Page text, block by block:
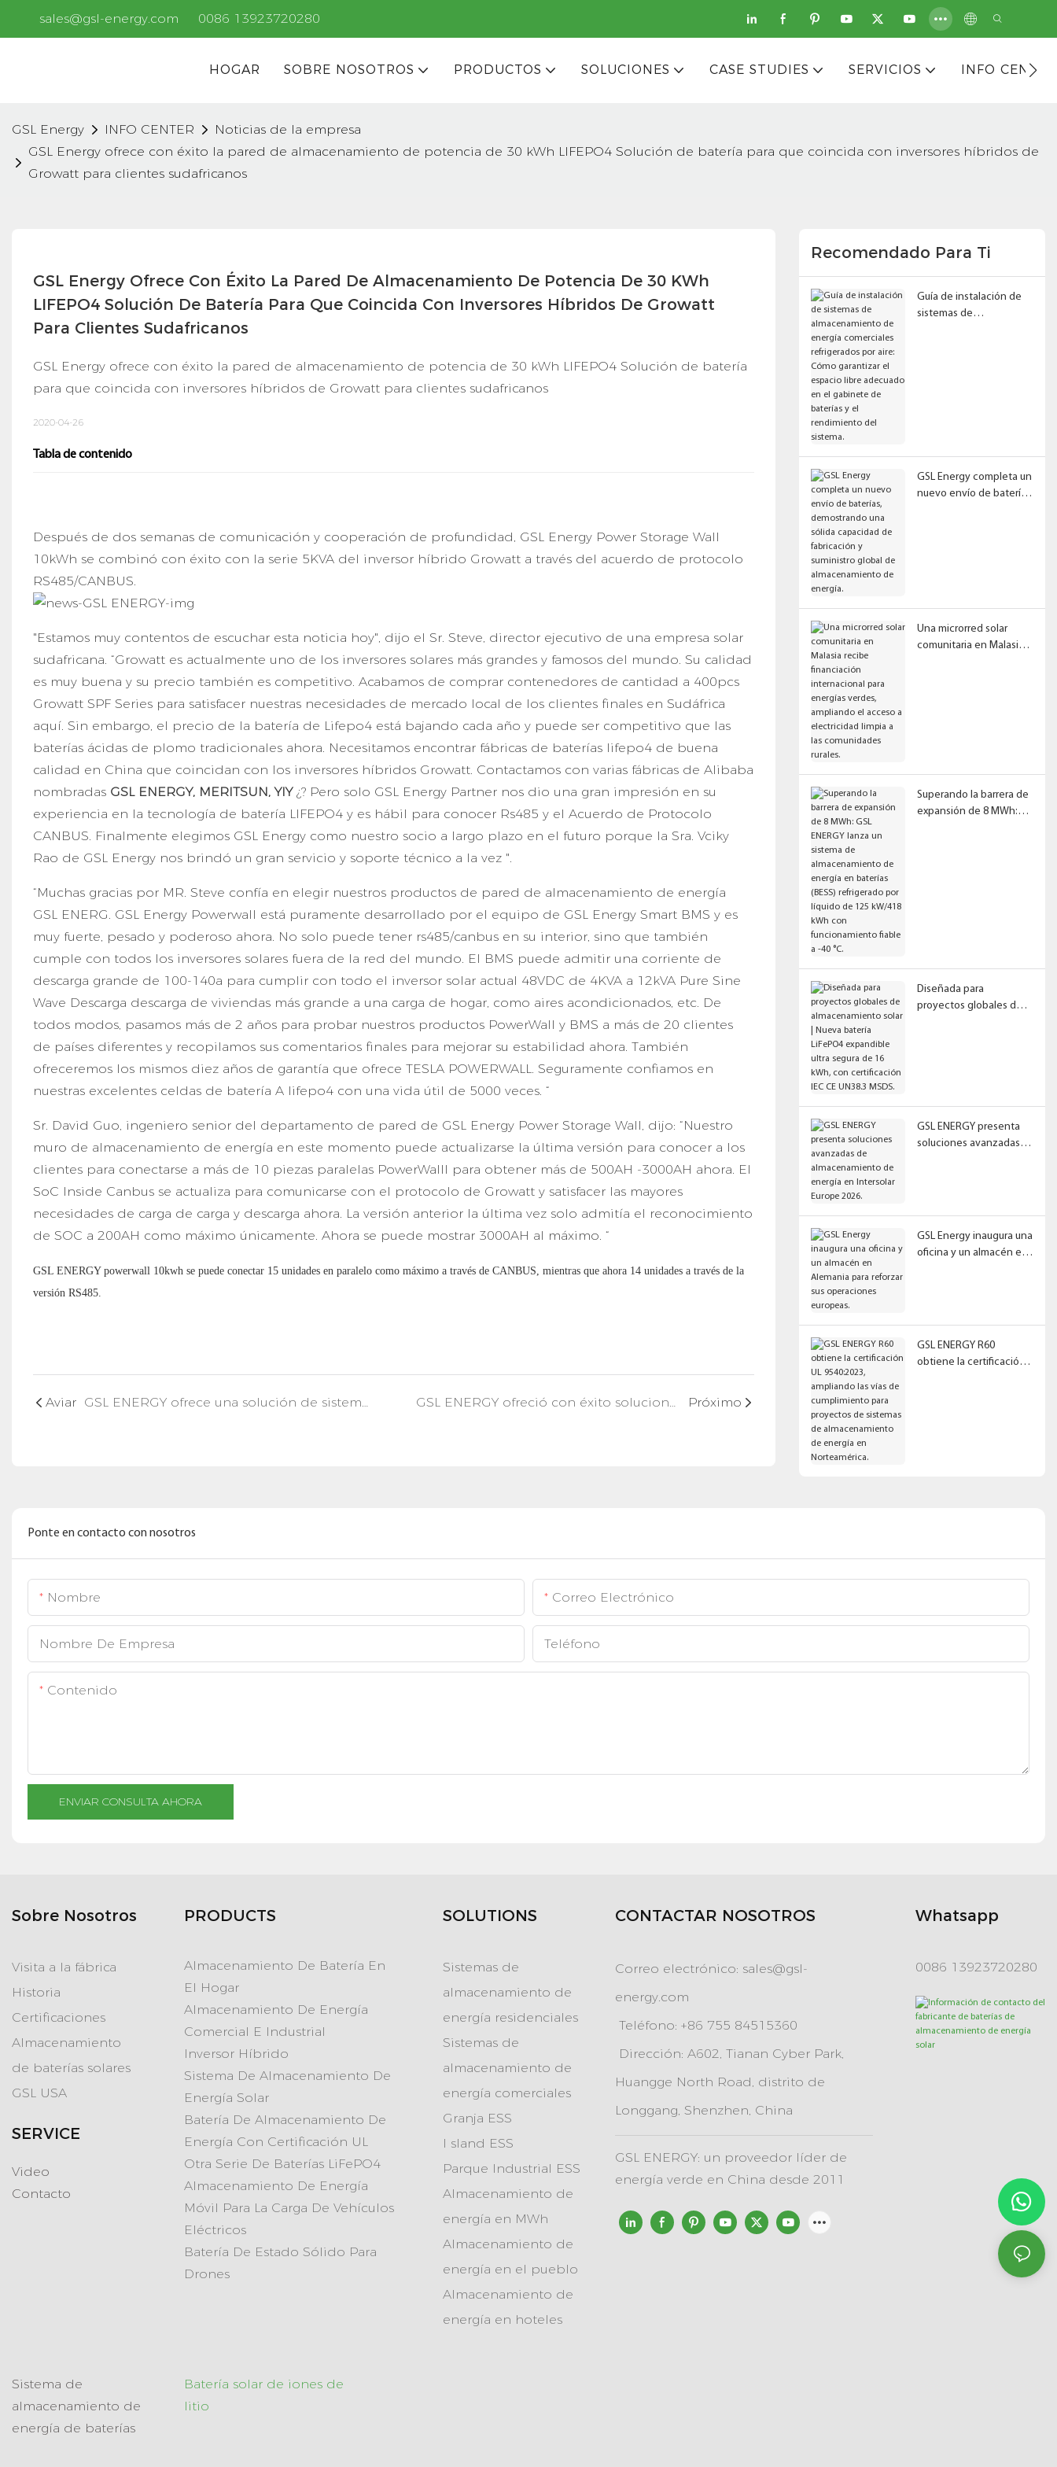
sales@gsl-energy.com 0086 13923720280
HOGAR SOBRE NOSOTROS PRODUCTOS SOLUCIONES CASE STUDIES SERVICIOS INFO CENTER
GSL Energy INFO CENTER
Noticias de la empresa
GSL Energy ofrece con éxito la pared de almacenamiento de potencia de 30 kWh LIFEPO4 Solución de batería para que coincida con inversores híbridos de
Growatt para clientes sudafricanos
GSL Energy Ofrece Con Éxito La Pared De Almacenamiento De Potencia De 30 KWh
LIFEPO4 Solución De Batería Para Que Coincida Con Inversores Híbridos De Growatt
Para Clientes Sudafricanos
GSL Energy ofrece con éxito la pared de almacenamiento de potencia de 30 kWh LIFEPO4 Solución de batería
para que coincida con inversores híbridos de Growatt para clientes sudafricanos
2020-04-26
Tabla de contenido
Después de dos semanas de comunicación y cooperación de profundidad, GSL Energy Power Storage Wall
10kWh se combinó con éxito con la serie 5KVA del inversor híbrido Growatt a través del acuerdo de protocolo
RS485/CANBUS.
"Estamos muy contentos de escuchar esta noticia hoy", dijo el Sr. Steve, director ejecutivo de una empresa solar
sudafricana. “Growatt es actualmente uno de los inversores solares más grandes y famosos del mundo. Su calidad
es muy buena y su precio también es competitivo. Acabamos de comprar contenedores de cantidad a 400pcs
Growatt SPF Series para satisfacer nuestras necesidades de mercado local de los clientes finales en Sudáfrica
aquí. Sin embargo, el precio de la batería de Lifepo4 está bajando cada año y puede ser competitivo que las
baterías ácidas de plomo tradicionales ahora. Necesitamos encontrar fábricas de baterías lifepo4 de buena
calidad en China que coincidan con los inversores híbridos Growatt. Contactamos con varias fábricas de Alibaba
nombradas GSL ENERGY, MERITSUN, YIY ¿? Pero solo GSL Energy Partner nos dio una gran impresión en su
experiencia en la tecnología de batería LIFEPO4 y es hábil para conocer Rs485 y el Acuerdo de Protocolo
CANBUS. Finalmente elegimos GSL Energy como nuestro socio a largo plazo en el futuro porque la Sra. Vciky
Rao de GSL Energy nos brindó un gran servicio y soporte técnico a la vez ".
“Muchas gracias por MR. Steve confía en elegir nuestros productos de pared de almacenamiento de energía
GSL ENERG. GSL Energy Powerwall está puramente desarrollado por el equipo de GSL Energy Smart BMS y es
muy fuerte, pesado y poderoso ahora. No solo puede tener rs485/canbus en su interior, sino que también
cumple con todos los inversores solares fuera de la red del mundo. El BMS puede admitir una corriente de
descarga grande de 100-140a para cumplir con todo el inversor solar actual 48VDC de 4KVA a 12kVA Pure Sine
Wave Descarga descarga de viviendas más grande a una carga de hogar, como aires acondicionados, etc. De
todos modos, pasamos más de 2 años para probar nuestros productos PowerWall y BMS a más de 20 clientes
de países diferentes y recopilamos sus comentarios finales para mejorar su estabilidad ahora. También
ofreceremos los mismos diez años de garantía que ofrece TESLA POWERWALL. Seguramente confiamos en
nuestras excelentes celdas de batería A lifepo4 con una vida útil de 5000 veces. “
Sr. David Guo, ingeniero senior del departamento de pared de GSL Energy Power Storage Wall, dijo: “Nuestro
muro de almacenamiento de energía en este momento puede actualizarse la última versión para conocer a los
clientes para conectarse a más de 10 piezas paralelas PowerWalll para obtener más de 500AH -3000AH ahora. El
SoC Inside Canbus se actualiza para comunicarse con el protocolo de Growatt y satisfacer las mayores
necesidades de carga de carga y descarga ahora. La versión anterior la última vez solo admitía el reconocimiento
de SOC a 200AH como máximo únicamente. Ahora se puede mostrar 3000AH al máximo. “
GSL ENERGY powerwall 10kwh se puede conectar 15 unidades en paralelo como máximo a través de CANBUS, mientras que ahora 14 unidades a través de la
versión RS485.
Aviar Próximo
Recomendado Para Ti
Guía de instalación de
sistemas de
GSL Energy completa un
nuevo envío de baterías,
Una microrred solar
comunitaria en Malasia
Superando la barrera de
expansión de 8 MWh:
Diseñada para
proyectos globales de
UN38.3 MSDS.
GSL ENERGY presenta
soluciones avanzadas
GSL Energy inaugura una
oficina y un almacén en
GSL ENERGY R60
obtiene la certificación
Ponte en contacto con nosotros
Nombre Correo Electrónico
Nombre De Empresa Teléfono
Contenido
ENVIAR CONSULTA AHORA
Sobre Nosotros
Visita a la fábrica
Historia
Certificaciones
Almacenamiento
de baterías solares
GSL USA
SERVICE
Video
Contacto
PRODUCTS
Almacenamiento De Batería En
El Hogar
Almacenamiento De Energía
Comercial E Industrial
Inversor Híbrido
Sistema De Almacenamiento De
Energía Solar
Batería De Almacenamiento De
Energía Con Certificación UL
Otra Serie De Baterías LiFePO4
Almacenamiento De Energía
Móvil Para La Carga De Vehículos
Eléctricos
Batería De Estado Sólido Para
Drones
SOLUTIONS
Sistemas de
almacenamiento de
energía residenciales
Sistemas de
almacenamiento de
energía comerciales
Granja ESS
I sland ESS
Parque Industrial ESS
Almacenamiento de
energía en MWh
Almacenamiento de
energía en el pueblo
Almacenamiento de
energía en hoteles
CONTACTAR NOSOTROS
Correo electrónico: sales@gsl-
energy.com
Teléfono: +86 755 84515360
Dirección: A602, Tianan Cyber ​​Park,
Huangge North Road, distrito de
Longgang, Shenzhen, China
GSL ENERGY: un proveedor líder de
energía verde en China desde 2011
Whatsapp
0086 13923720280
Sistema de
almacenamiento de
energía de baterías
Batería solar de iones de
litio